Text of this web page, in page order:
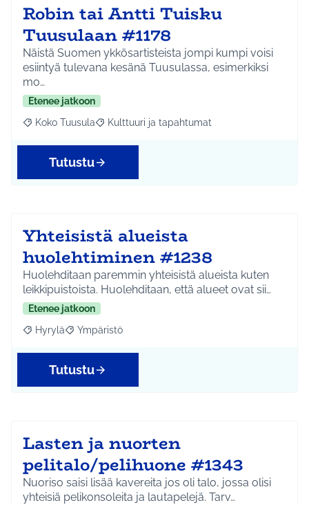
Robin tai Antti Tuisku
Tuusulaan #1178
Näistä Suomen ykkösartisteista jompi kumpi voisi
esiintyä tulevana kesänä Tuusulassa, esimerkiksi
mo…
Etenee jatkoon
Rajaa tulokset aihepiirin mukaan: Koko Tuusula
Koko Tuusula Rajaa tulokset teeman mukaan: Kulttuuri ja
Kulttuuri ja tapahtumat
Tutustu
Yhteisistä alueista
huolehtiminen #1238
Huolehditaan paremmin yhteisistä alueista kuten
leikkipuistoista. Huolehditaan, että alueet ovat sii…
Etenee jatkoon
Rajaa tulokset aihepiirin mukaan: Hyrylä
Hyrylä Rajaa tulokset teeman mukaan: Ympäristö
Ympäristö
Tutustu
Lasten ja nuorten
pelitalo/pelihuone #1343
Nuoriso saisi lisää kavereita jos oli talo, jossa olisi
yhteisiä pelikonsoleita ja lautapelejä. Tarv…